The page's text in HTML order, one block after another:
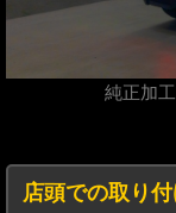
純正加
店頭での取り